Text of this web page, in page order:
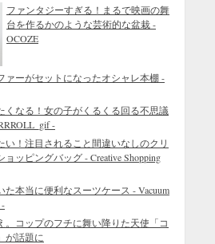
ファンタジーすぎる！まるで映画の舞
台を作るかのような芸術的な盆栽 -
OCOZE
ァーがセットになったオシャレ本棚 -
くなる！女の子がくるくる回る不思議
-
い！注目されること間違いなしのクリ
ョッピングバッグ - Creative Shopping
た本当に便利なスーツケース - Vacuum
-
。コップのフチに舞い降りた天使「コ
が話題に